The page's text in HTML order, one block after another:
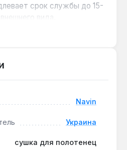
срок службы до 15-
вида.
стальной и латунной
сушит полотенца
3/4 дюйма подходит для
инструмента:
Navin
Украина
сушка для полотенец